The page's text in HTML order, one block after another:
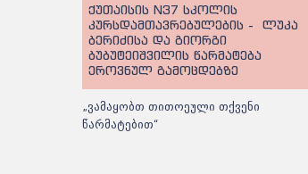
ქუთაისის N37 სკოლის
კურსდამთავრებულების - ლუკა
ბერიძისა და გიორგი
ბუბუტეიშვილის წარმატება
ეროვნულ გამოცდებზე
„ვამაყობთ თითოეული თქვენი
წარმატებით“